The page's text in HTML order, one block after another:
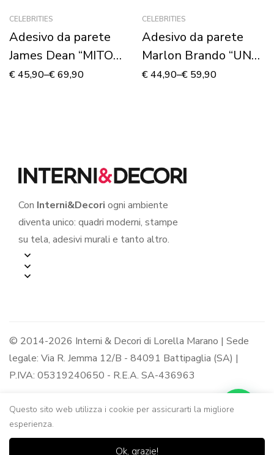
CELEBRITIES
Adesivo da parete
James Dean “MITO
RIBELLE”
€45,90–€69,90
CELEBRITIES
Adesivo da parete
Marlon Brando “UNA
DONNA…”
€44,90–€ 59,90
Con Interni&Decori ogni ambiente
diventa unico: quadri moderni, stampe
su tela, adesivi murali e tanto altro.
© 2014-2026 Interni & Decori di Lorella Marano | Sede
legale: Via R. Jemma 12/B - 84091 Battipaglia (SA) |
P.IVA: 05319240650 - R.E.A. SA-436963
Questo sito web utilizza i cookie per assicurarti la migliore
esperienza.
Ok, grazie!
0